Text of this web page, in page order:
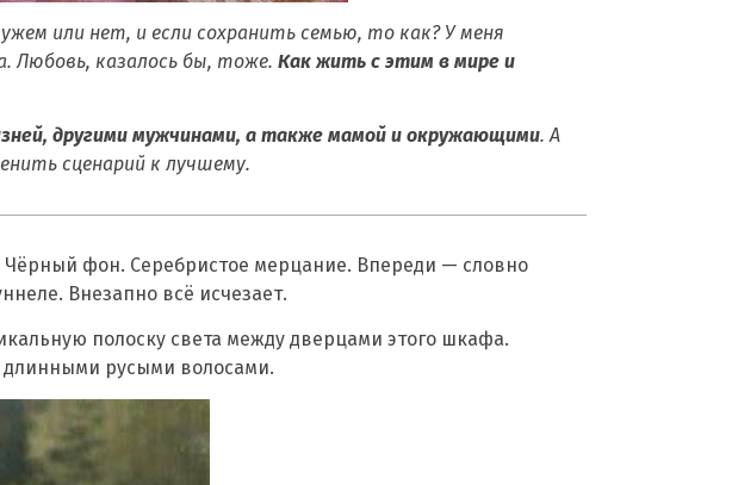
или нет, и если сохранить семью, то как? У меня
Любовь, казалось бы, тоже. Как жить с этим в мире и
другими мужчинами, а также мамой и окружающими. А
сценарий к лучшему.
Чёрный фон. Серебристое мерцание. Впереди — словно
Внезапно всё исчезает.
полоску света между дверцами этого шкафа.
длинными русыми волосами.